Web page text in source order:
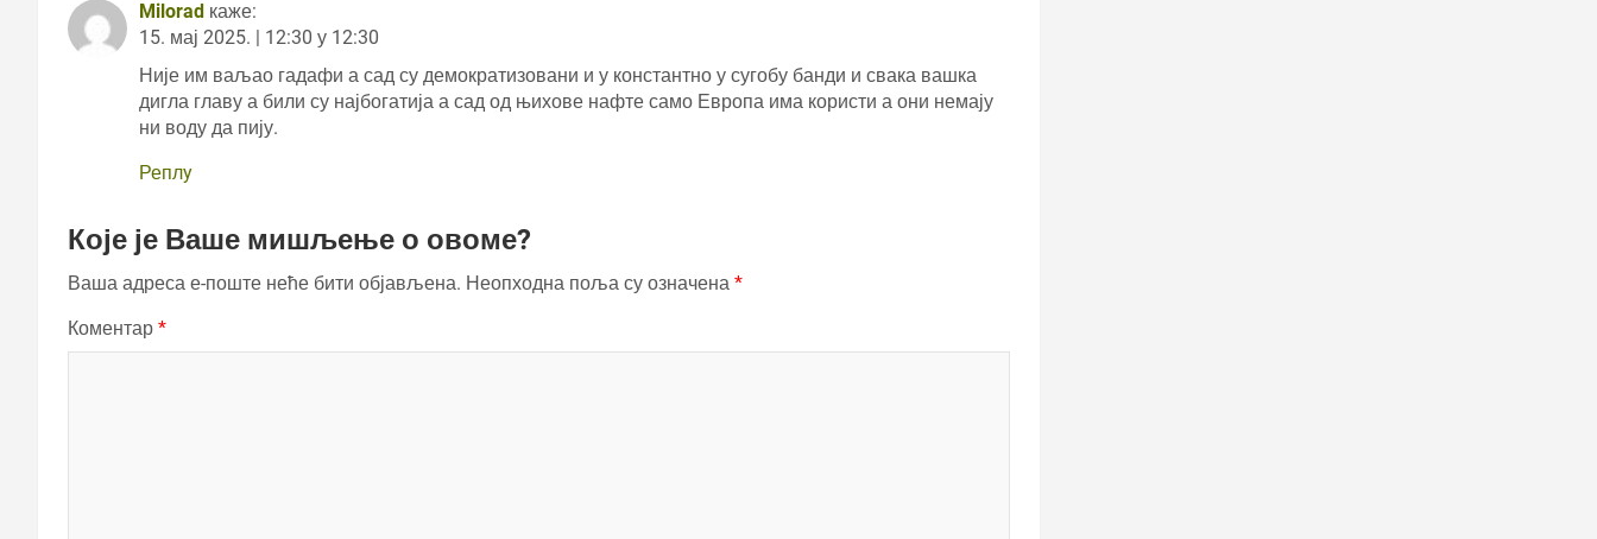
Milorad каже:
15. мај 2025. | 12:30 у 12:30
Није им ваљао гадафи а сад су демократизовани и у константно у сугобу банди и свака вашка
дигла главу а били су најбогатија а сад од њихове нафте само Европа има користи а они немају
ни воду да пију.
Реплy
Које је Ваше мишљење о овоме?
Ваша адреса е-поште неће бити објављена. Неопходна поља су означена *
Коментар *